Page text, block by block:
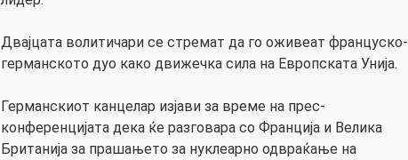
Двајцата волитичари се стремат да го оживеат француско-
германското дуо како движечка сила на Европската Унија.
Германскиот канцелар изјави за време на прес-
конференцијата дека ќе разговара со Франција и Велика
Британија за прашањето за нуклеарно одвраќање на